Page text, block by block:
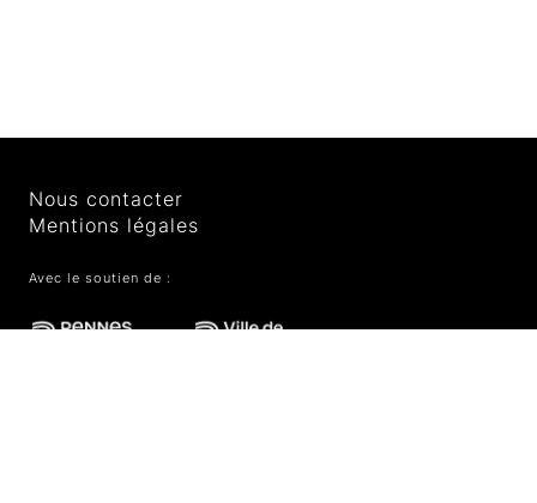
Nous contacter
Mentions légales
Avec le soutien de :